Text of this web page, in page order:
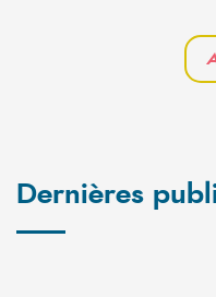
Dernières